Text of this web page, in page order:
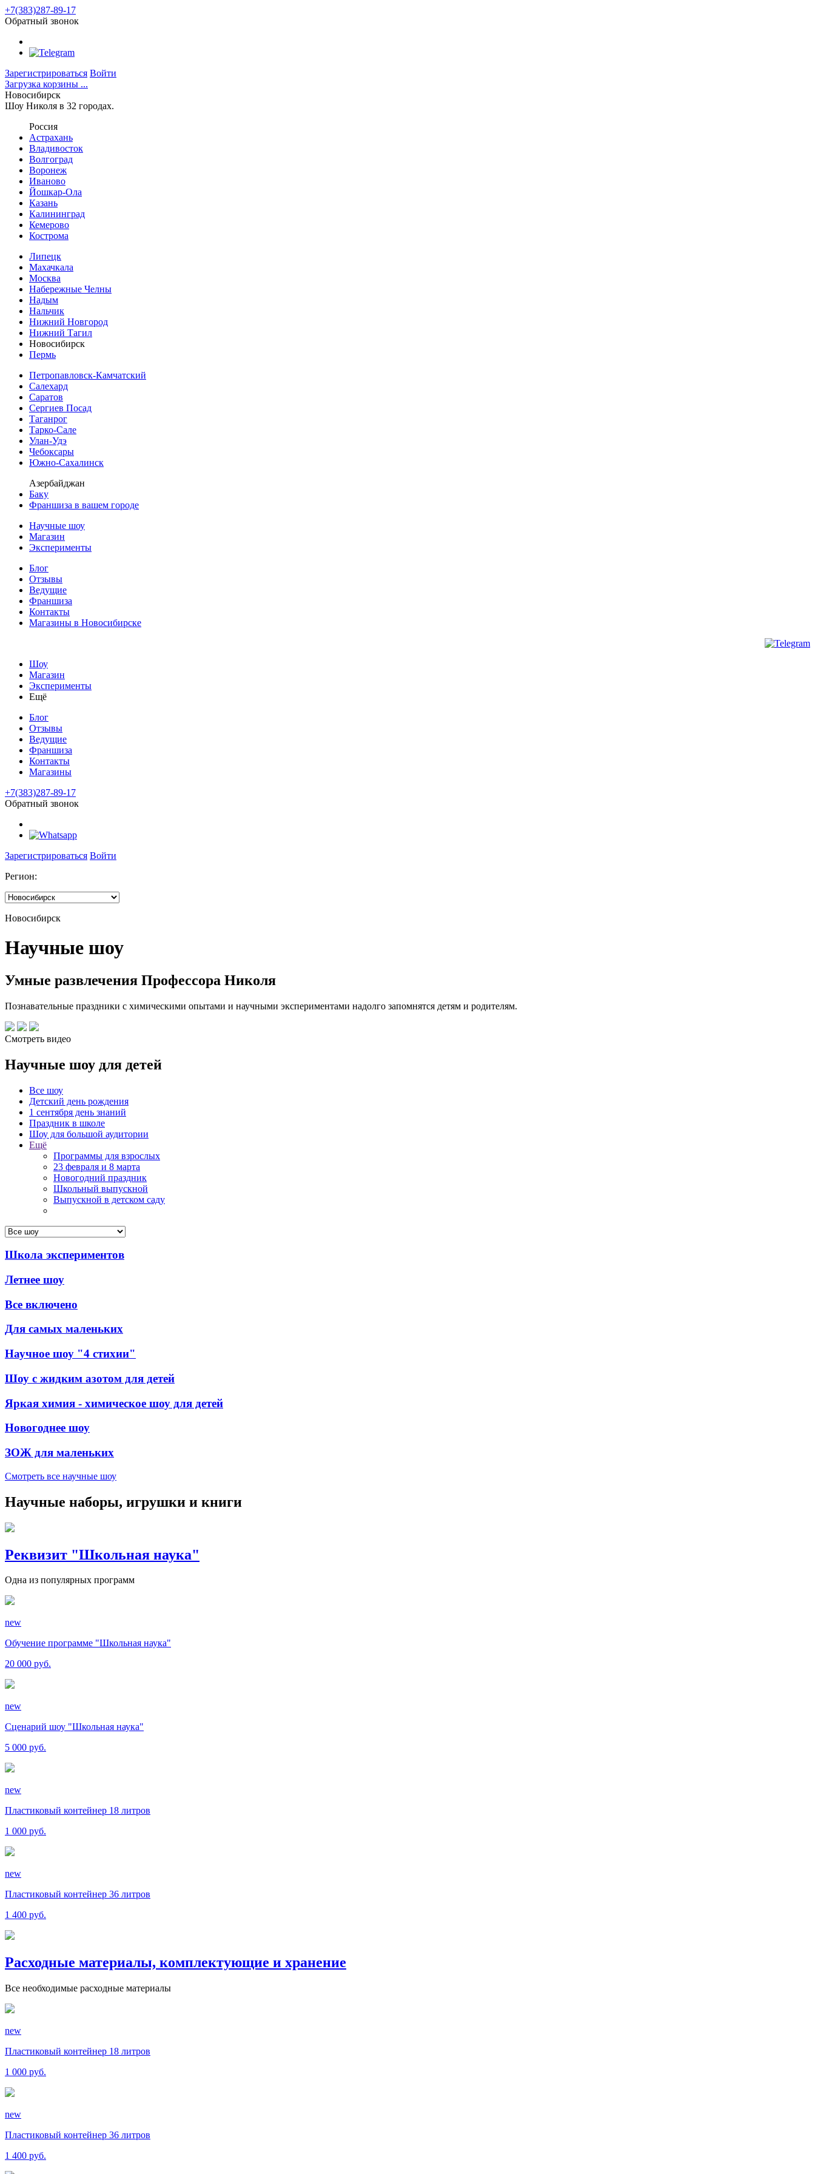
+7(383)287-89-17
Обратный звонок
Зарегистрироваться Войти
Загрузка корзины ...
Новосибирск
Шоу Николя в 32 городах.
Россия
Астрахань
Владивосток
Волгоград
Воронеж
Иваново
Йошкар-Ола
Казань
Калининград
Кемерово
Кострома
Липецк
Махачкала
Москва
Набережные Челны
Надым
Нальчик
Нижний Новгород
Нижний Тагил
Новосибирск
Пермь
Петропавловск-Камчатский
Салехард
Саратов
Сергиев Посад
Таганрог
Тарко-Сале
Улан-Удэ
Чебоксары
Южно-Сахалинск
Азербайджан
Баку
Франшиза в вашем городе
Научные шоу
Магазин
Эксперименты
Блог
Отзывы
Ведущие
Франшиза
Контакты
Магазины в Новосибирске
Шоу
Магазин
Эксперименты
Ещё
Блог
Отзывы
Ведущие
Франшиза
Контакты
Магазины
+7(383)287-89-17
Обратный звонок
Зарегистрироваться Войти
Регион:
Новосибирск
Научные шоу
Умные развлечения Профессора Николя
Познавательные праздники с химическими опытами и научными экспери­ментами надолго запомнятся детям и родителям.
Смотреть видео
Научные шоу для детей
Все шоу
Детский день рождения
1 сентября день знаний
Праздник в школе
Шоу для большой аудитории
Ещё
Программы для взрослых
23 февраля и 8 марта
Новогодний праздник
Школьный выпускной
Выпускной в детском саду
Школа экспериментов
Летнее шоу
Все включено
Для самых маленьких
Научное шоу "4 стихии"
Шоу с жидким азотом для детей
Яркая химия - химическое шоу для детей
Новогоднее шоу
ЗОЖ для маленьких
Смотреть все научные шоу
Научные наборы, игрушки и книги
Реквизит "Школьная наука"
Одна из популярных программ
new
Обучение программе "Школьная наука"
20 000 руб.
new
Сценарий шоу "Школьная наука"
5 000 руб.
new
Пластиковый контейнер 18 литров
1 000 руб.
new
Пластиковый контейнер 36 литров
1 400 руб.
Расходные материалы, комплектующие и хранение
Все необходимые расходные материалы
new
Пластиковый контейнер 18 литров
1 000 руб.
new
Пластиковый контейнер 36 литров
1 400 руб.